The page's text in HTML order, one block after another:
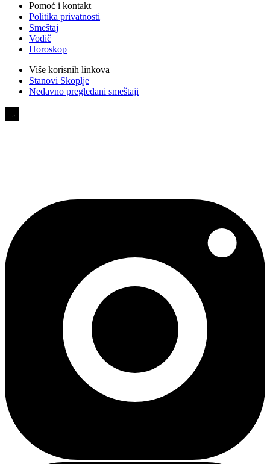
Pomoć i kontakt
Politika privatnosti
Smeštaj
Vodič
Horoskop
Više korisnih linkova
Stanovi Skoplje
Nedavno pregledani smeštaji